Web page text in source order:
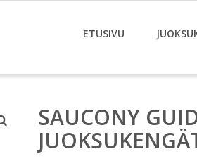
ETUSIVU
SAUCONY